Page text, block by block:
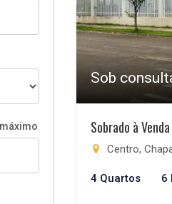
Sob
Sobrado à
Centro,
4 Quartos 6